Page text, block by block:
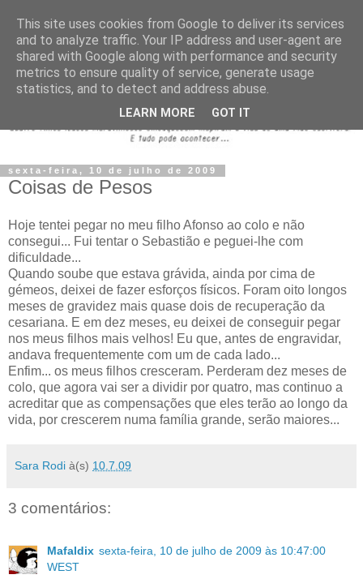
sexta-feira, 10 de julho de 2009
Coisas de Pesos
Hoje tentei pegar no meu filho Afonso ao colo e não
consegui... Fui tentar o Sebastião e peguei-lhe com
dificuldade...
Quando soube que estava grávida, ainda por cima de
gémeos, deixei de fazer esforços físicos. Foram oito longos
meses de gravidez mais quase dois de recuperação da
cesariana. E em dez meses, eu deixei de conseguir pegar
nos meus filhos mais velhos! Eu que, antes de engravidar,
andava frequentemente com um de cada lado...
Enfim... os meus filhos cresceram. Perderam dez meses de
colo, que agora vai ser a dividir por quatro, mas continuo a
acreditar que as compensações que eles terão ao longo da
vida, por crescerem numa família grande, serão maiores...
Sara Rodi à(s) 10.7.09
3 comentários:
Mafaldix sexta-feira, 10 de julho de 2009 às 10:47:00
WEST
This site uses cookies from Google to deliver its services
and to analyze traffic. Your IP address and user-agent are
shared with Google along with performance and security
metrics to ensure quality of service, generate usage
statistics, and to detect and address abuse.
LEARN MORE GOT IT